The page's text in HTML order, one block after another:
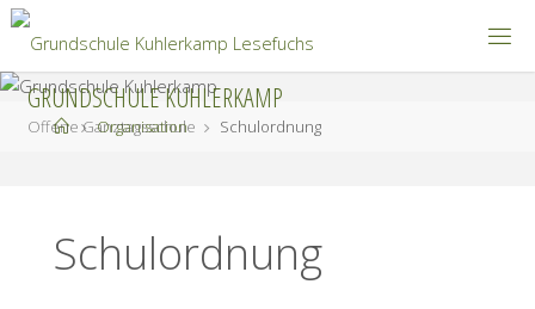
Zum
Inhalt
springen
GRUNDSCHULE KUHLERKAMP
Offene Ganztagsschule
StartOrganisation Schulordnung
Schulordnung